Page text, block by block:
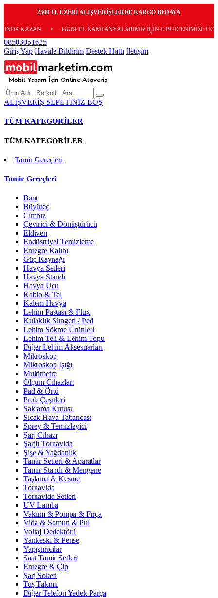
2500 TL ÜZERİ ALIŞVERİŞLERDE KARGO BEDAVA
• GÜNCEL KAMPANYALARIMIZ İÇİN E-BÜLTENİMİZE ÜCRETSİZ
08503051625
Giriş Yap Havale Bildirim Destek Hattı İletişim
ALIŞVERİŞ SEPETİNİZ BOŞ
TÜM KATEGORİLER
TÜM KATEGORİLER
Tamir Gereçleri
Tamir Gereçleri
Bant
Büyüteç
Cımbız
Çevirici & Dönüştürücü
Eldiven
Endüstriyel Temizleme
Entegre Kalıbı
Güç Kaynağı
Havya Setleri
Havya Standı
Havya Ucu
Kablo & Tel
Kalem Havya
Lehim Pastası & Flux
Kulaklık Süngeri / Ped
Lehim Sökme Ürünleri
Lehim Teli & Lehim Topu
Diğer Lehim Aksesuarları
Mikroskop
Mikroskop Işığı
Multimetre
Ölçüm Cihazları
Pad & Örtü
Prob Çeşitleri
Saklama Kutusu
Sıcak Hava Tabancası
Sprey & Temizleyici
Şarj Cihazı
Şarjlı Tornavida
Şişe & Yağdanlık
Tamir Setleri & Aparatlar
Tamir Standı & Mengene
Taşlama & Kesme
Tornavida
Tornavida Setleri
UV Lamba
Vakum & Pompa & Fırça
Vida & Somun & Pul
Voltaj Dedektörü
Yankeski & Pense
Yapıştırıcılar
Saat Tamir Setleri
Entegre & Çip
Şarj Soketi
Tuş Takımı
Diğer Telefon Yedek Parça